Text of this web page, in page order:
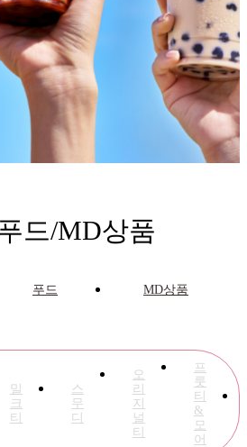
드/MD상품
푸드 MD상품
밀
크
티
스
무
디
오
리
지
널
티
프
룻
티
&
모
어